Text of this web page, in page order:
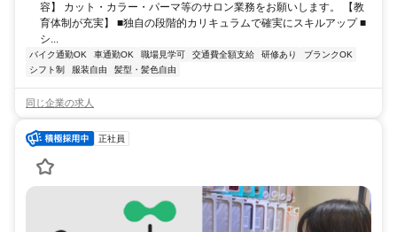
容】 カット・カラー・パーマ等のサロン業務をお願いします。 【教
育体制が充実】 ■独自の段階的カリキュラムで確実にスキルアップ ■
シ...
バイク通勤OK 車通勤OK 職場見学可 交通費全額支給 研修あり
ブランクOK
シフト制
服装自由 髪型・髪色自由
同じ企業の求人
正社員